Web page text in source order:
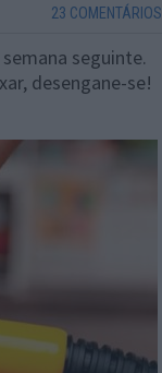
23 COMENTÁRIOS
seguinte.
desengane-se!